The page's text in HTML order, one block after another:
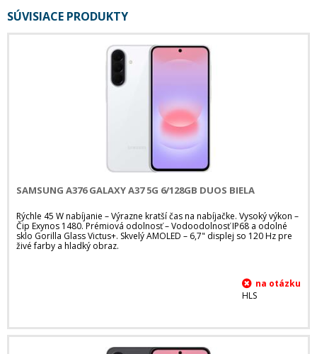
SÚVISIACE PRODUKTY
SAMSUNG A376 GALAXY A37 5G 6/128GB DUOS BIELA
Rýchle 45 W nabíjanie – Výrazne kratší čas na nabíjačke. Vysoký výkon –
Čip Exynos 1480. Prémiová odolnosť – Vodoodolnosť IP68 a odolné
sklo Gorilla Glass Victus+. Skvelý AMOLED – 6,7" displej so 120 Hz pre
živé farby a hladký obraz.
HLS